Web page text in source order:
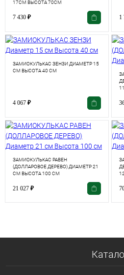
17СМ ВЫСОТА 70СМ
7 430 ₽ 1
ЗАМИОКУЛЬКАС ЗЕНЗИ ДИАМЕТР 15
СМ ВЫСОТА 40 СМ
4 067 ₽
ЗАМИОКУЛЬКАС РАВЕН
(ДОЛЛАРОВОЕ ДЕРЕВО) ДИАМЕТР 21
СМ ВЫСОТА 100 СМ
21 027 ₽